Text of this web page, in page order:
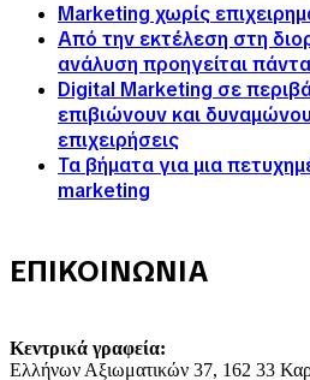
Marketing χωρίς
Από την εκτέλεση στη
ανάλυση προηγείται
Digital Marketing σε
επιβιώνουν και
επιχειρήσεις
Τα βήματα για μια
marketing
ΕΠΙΚΟΙΝΩΝΙΑ
Κεντρικά γραφεία:
Ελλήνων Αξιωματικών 37, 162 33